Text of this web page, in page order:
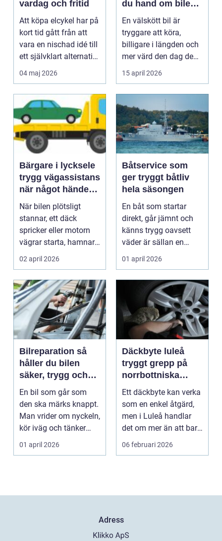
vardag och fritid
Att köpa elcykel har på
kort tid gått från att
vara en nischad idé till
ett självklart alternativ
fö...
04 maj 2026
du hand om bilen
på rätt sätt
En välskött bil är
tryggare att köra,
billigare i längden och
mer värd den dag den
ska säljas. Många...
15 april 2026
Bärgare i lycksele
trygg vägassistans
när något händer
på vägen
När bilen plötsligt
stannar, ett däck
spricker eller motorn
vägrar starta, hamnar
många i samma läge...
02 april 2026
Båtservice som
ger tryggt båtliv
hela säsongen
En båt som startar
direkt, går jämnt och
känns trygg oavsett
väder är sällan en
slump. Bakom varje
01 april 2026
Bilreparation så
håller du bilen
säker, trygg och
ekonomisk
En bil som går som
den ska märks knappt.
Man vrider om nyckeln,
kör iväg och tänker
inte mer på det....
01 april 2026
Däckbyte luleå
tryggt grepp på
norrbottniska
vägar
Ett däckbyte kan verka
som en enkel åtgärd,
men i Luleå handlar
det om mer än att bara
byta gummi mo...
06 februari 2026
Adress